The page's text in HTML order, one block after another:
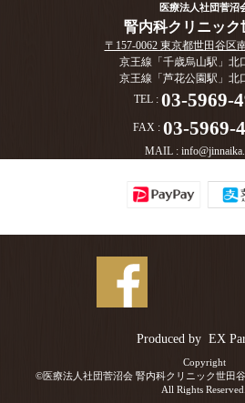
医療法人社団菅沼
腎内科クリニック
〒157-0062 東京都世田谷区
京王線「千歳烏山駅」北
京王線「芦花公園駅」北
TEL : 03-5969-
FAX : 03-5969-
MAIL :
Produced by EX
Copyright
©医療法人社団菅沼会 腎内科クリニック世田
All Rights Reserved.